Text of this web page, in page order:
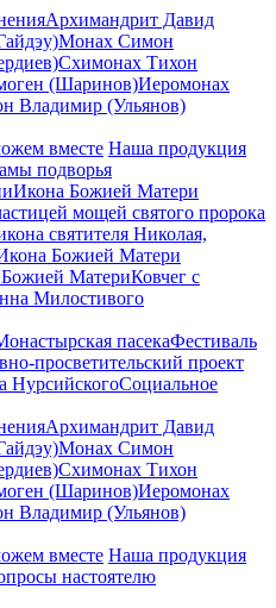
Архимандрит Давид
Монах Симон
Схимонах Тихон
(Шаринов)Иеромонах
Владимир (Ульянов)
вместе Наша продукция
подворья
Икона Божией Матери
мощей святого пророка
святителя Николая,
Божией Матери
Божией МатериКовчег с
Милостивого
пасекаФестиваль
просветительский проект
НурсийскогоСоциальное
Архимандрит Давид
Монах Симон
Схимонах Тихон
(Шаринов)Иеромонах
Владимир (Ульянов)
вместе Наша продукция
настоятелю